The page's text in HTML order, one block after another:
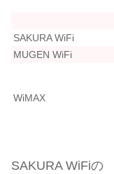
SAKURA WiFi
MUGEN WiFi
WiMAX
SAKURA WiFiの